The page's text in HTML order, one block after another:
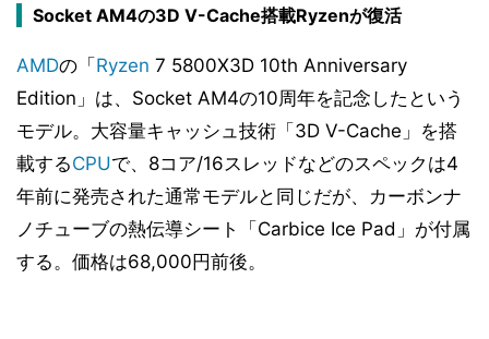
Socket AM4の3D V-Cache搭載Ryzenが復活
AMDの「 Ryzen 7 5800X3D 10th Anniversary
Edition」は、Socket AM4の10周年を記念したという
モデル。大容量キャッシュ技術「3D V-Cache」を搭
載するCPUで、8コア/16スレッドなどのスペックは4
年前に発売された通常モデルと同じだが、カーボンナ
ノチューブの熱伝導シート「Carbice Ice Pad」が付属
する。価格は68,000円前後。